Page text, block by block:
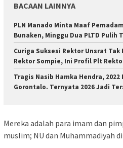
BACAAN LAINNYA
PLN Manado Minta Maaf
Bunaken, Minggu Dua PLTD Pulih
Curiga Suksesi Rektor Unsrat
Rektor Sompie, Ini Profil Plt
Tragis Nasib Hamka Hendra,
Gorontalo. Ternyata 2026 Jadi
Mereka adalah para imam dan
muslim; NU dan Muhammadiyah